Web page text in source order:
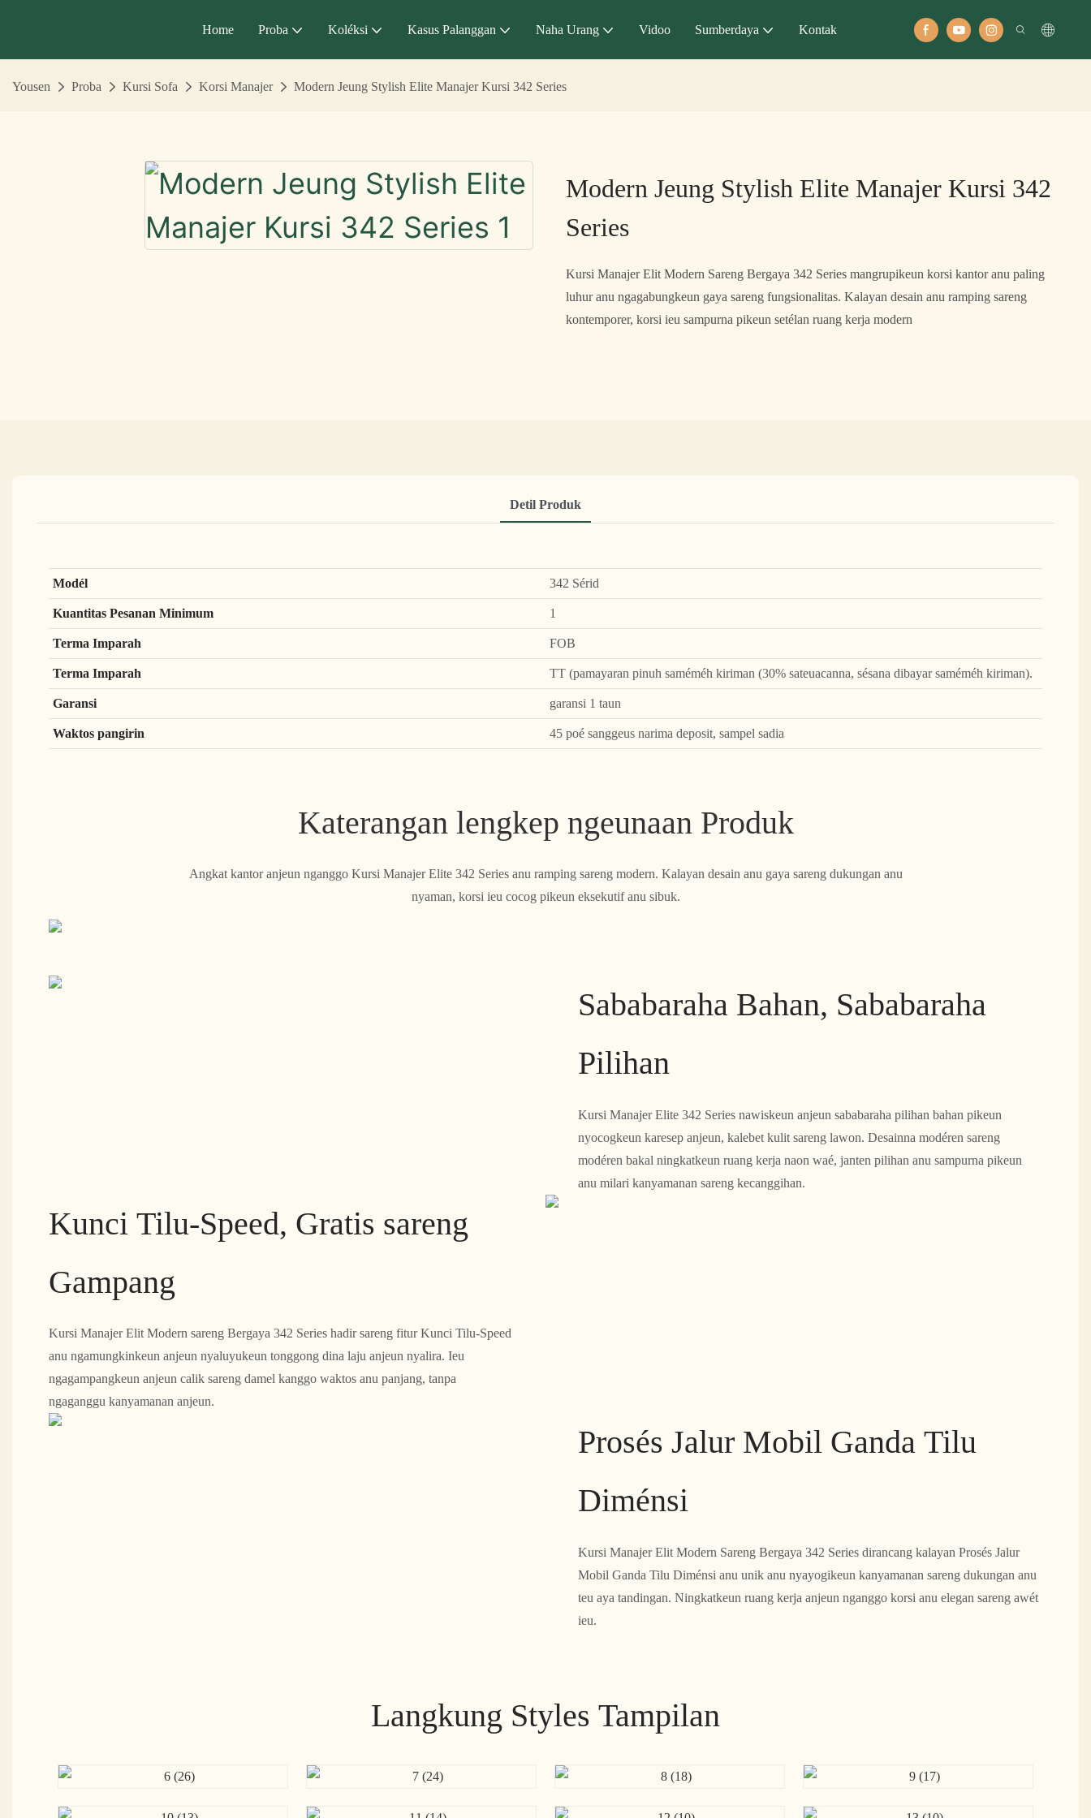
Home Proba Koléksi Kasus Palanggan Naha Urang Vidoo Sumberdaya Kontak
Yousen Proba Kursi Sofa Korsi Manajer Modern Jeung Stylish Elite Manajer Kursi 342 Series
Modern Jeung Stylish Elite Manajer Kursi 342
Series
Kursi Manajer Elit Modern Sareng Bergaya 342 Series mangrupikeun korsi kantor anu paling
luhur anu ngagabungkeun gaya sareng fungsionalitas. Kalayan desain anu ramping sareng
kontemporer, korsi ieu sampurna pikeun setélan ruang kerja modern
Detil Produk
Modél
342 Sérid
Kuantitas Pesanan Minimum
1
Terma Imparah
FOB
Terma Imparah
TT (pamayaran pinuh saméméh kiriman (30% sateuacanna, sésana dibayar saméméh kiriman).
Garansi
garansi 1 taun
Waktos pangirin
45 poé sanggeus narima deposit, sampel sadia
Katerangan lengkep ngeunaan Produk
Angkat kantor anjeun nganggo Kursi Manajer Elite 342 Series anu ramping sareng modern. Kalayan desain anu gaya sareng dukungan anu
nyaman, korsi ieu cocog pikeun eksekutif anu sibuk.
Sababaraha Bahan, Sababaraha
Pilihan
Kursi Manajer Elite 342 Series nawiskeun anjeun sababaraha pilihan bahan pikeun
nyocogkeun karesep anjeun, kalebet kulit sareng lawon. Desainna modéren sareng
modéren bakal ningkatkeun ruang kerja naon waé, janten pilihan anu sampurna pikeun
anu milari kanyamanan sareng kecanggihan.
Kunci Tilu-Speed, Gratis sareng
Gampang
Kursi Manajer Elit Modern sareng Bergaya 342 Series hadir sareng fitur Kunci Tilu-Speed
​​anu ngamungkinkeun anjeun nyaluyukeun tonggong dina laju anjeun nyalira. Ieu
ngagampangkeun anjeun calik sareng damel kanggo waktos anu panjang, tanpa
ngaganggu kanyamanan anjeun.
Prosés Jalur Mobil Ganda Tilu
Diménsi
Kursi Manajer Elit Modern Sareng Bergaya 342 Series dirancang kalayan Prosés Jalur
Mobil Ganda Tilu Diménsi anu unik anu nyayogikeun kanyamanan sareng dukungan anu
teu aya tandingan. Ningkatkeun ruang kerja anjeun nganggo korsi anu elegan sareng awét
ieu.
Langkung Styles Tampilan